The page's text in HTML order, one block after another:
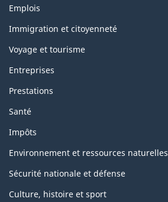
Thèmes
sujets
Emplois
Immigration et citoyenneté
Voyage et tourisme
Entreprises
Prestations
Santé
Impôts
Environnement et ressources naturelles
Sécurité nationale et défense
Culture, histoire et sport